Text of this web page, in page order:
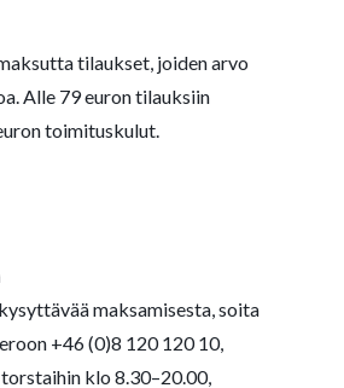
tilaukset, joiden arvo
Alle 79 euron tilauksiin
toimituskulut.
maksamisesta, soita
+46 (0)8 120 120 10,
klo 8.30–20.00,